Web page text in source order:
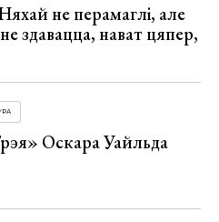
не перамаглі, але
здавацца, нават цяпер,
Оскара Уайльда